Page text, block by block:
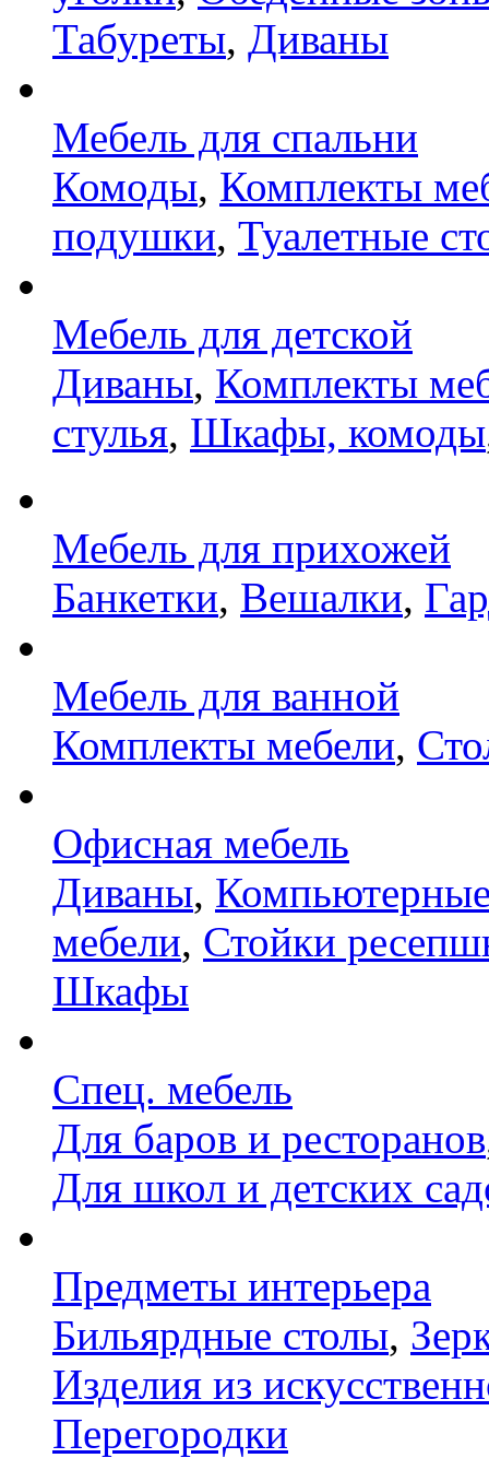
Табуреты, Диваны
Мебель для спальни
Комоды, Комплекты
подушки, Туалетные
Мебель для детской
Диваны, Комплекты
стулья, Шкафы, комоды
Мебель для прихожей
Банкетки, Вешалки,
Мебель для ванной
Комплекты мебели,
Офисная мебель
Диваны,
мебели, Стойки
Шкафы
Спец. мебель
Для баров и ресторанов
Для школ и детских
Предметы интерьера
Бильярдные столы,
Изделия из
Перегородки